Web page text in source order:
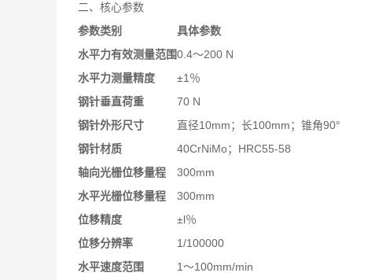
二、核心参数
参数类别
具体参数
水平力有效测量范围0.4～200 N
水平力测量精度
±1％
钢针垂直荷重
70 N
钢针外形尺寸
直径10mm；长100mm；锥角90°
钢针材质
40CrNiMo；HRC55-58
轴向光栅位移量程
300mm
水平光栅位移量程
300mm
位移精度
±l％
位移分辨率
1/100000
水平速度范围
1～100mm/min